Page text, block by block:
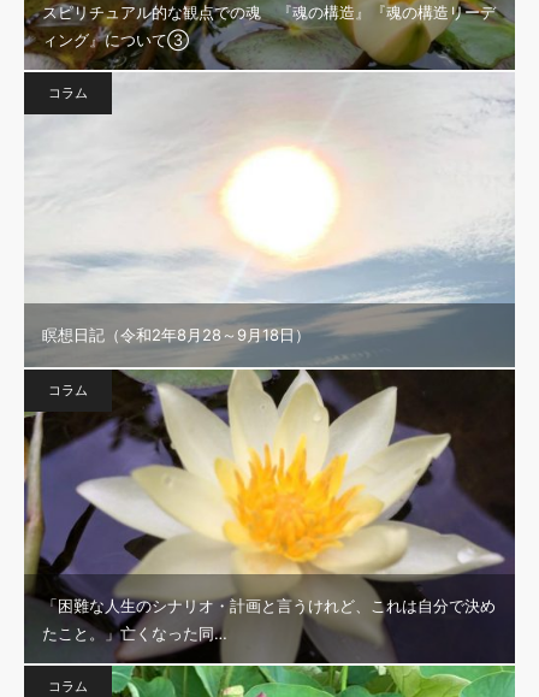
スピリチュアル的な観点での魂 『魂の構造』『魂の構造リーデ
ィング』について③
コラム
瞑想日記（令和2年8月28～9月18日）
コラム
「困難な人生のシナリオ・計画と言うけれど、これは自分で決め
たこと。」亡くなった同…
コラム